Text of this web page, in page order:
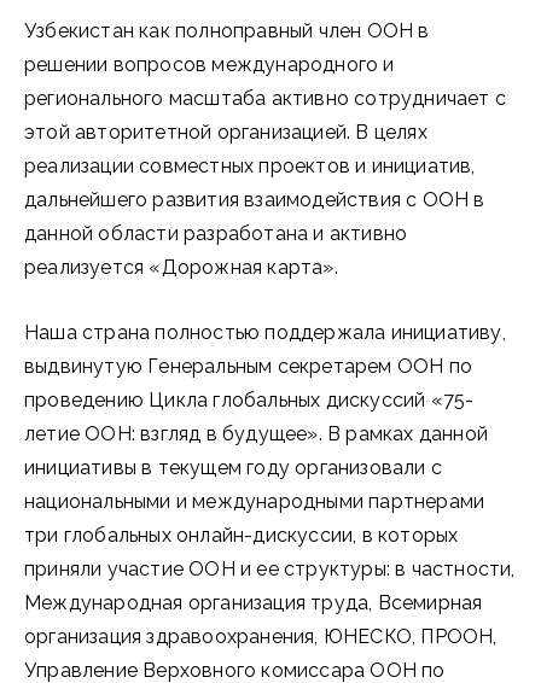
Узбекистан как полноправный член ООН в
решении вопросов международного и
регионального масштаба активно сотрудничает с
этой авторитетной организацией. В целях
реализации совместных проектов и инициатив,
дальнейшего развития взаимодействия с ООН в
данной области разработана и активно
реализуется «Дорожная карта».
Наша страна полностью поддержала инициативу,
выдвинутую Генеральным секретарем ООН по
проведению Цикла глобальных дискуссий «75-
летие ООН: взгляд в будущее». В рамках данной
инициативы в текущем году организовали с
национальными и международными партнерами
три глобальных онлайн-дискуссии, в которых
приняли участие ООН и ее структуры: в частности,
Международная организация труда, Всемирная
организация здравоохранения, ЮНЕСКО, ПРООН,
Управление Верховного комиссара ООН по